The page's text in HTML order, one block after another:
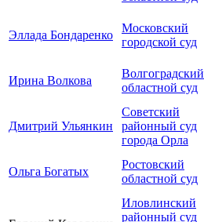
Эллада Бондаренко
Московский
городской суд
Ирина Волкова
Волгоградский
областной суд
Дмитрий Ульянкин
Советский
районный суд
города Орла
Ольга Богатых
Ростовский
областной суд
Иловлинский
районный суд